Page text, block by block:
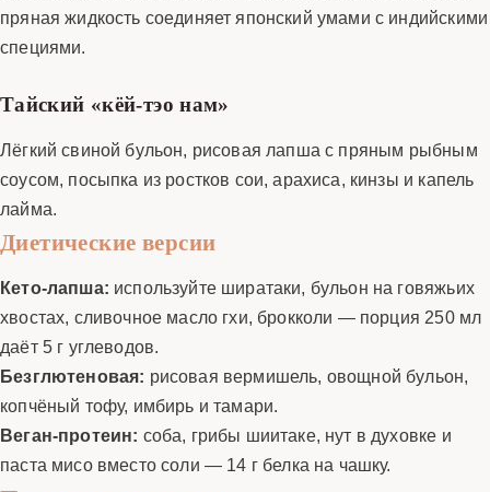
пряная жидкость соединяет японский умами с индийскими
специями.
Тайский «кёй-тэо нам»
Лёгкий свиной бульон, рисовая лапша с пряным рыбным
соусом, посыпка из ростков сои, арахиса, кинзы и капель
лайма.
Диетические версии
Кето-лапша: используйте ширатаки, бульон на говяжьих
хвостах, сливочное масло гхи, брокколи — порция 250 мл
даёт 5 г углеводов.
Безглютеновая: рисовая вермишель, овощной бульон,
копчёный тофу, имбирь и тамари.
Веган-протеин: соба, грибы шиитаке, нут в духовке и
паста мисо вместо соли — 14 г белка на чашку.